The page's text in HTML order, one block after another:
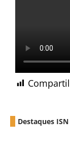
Destaques ISN